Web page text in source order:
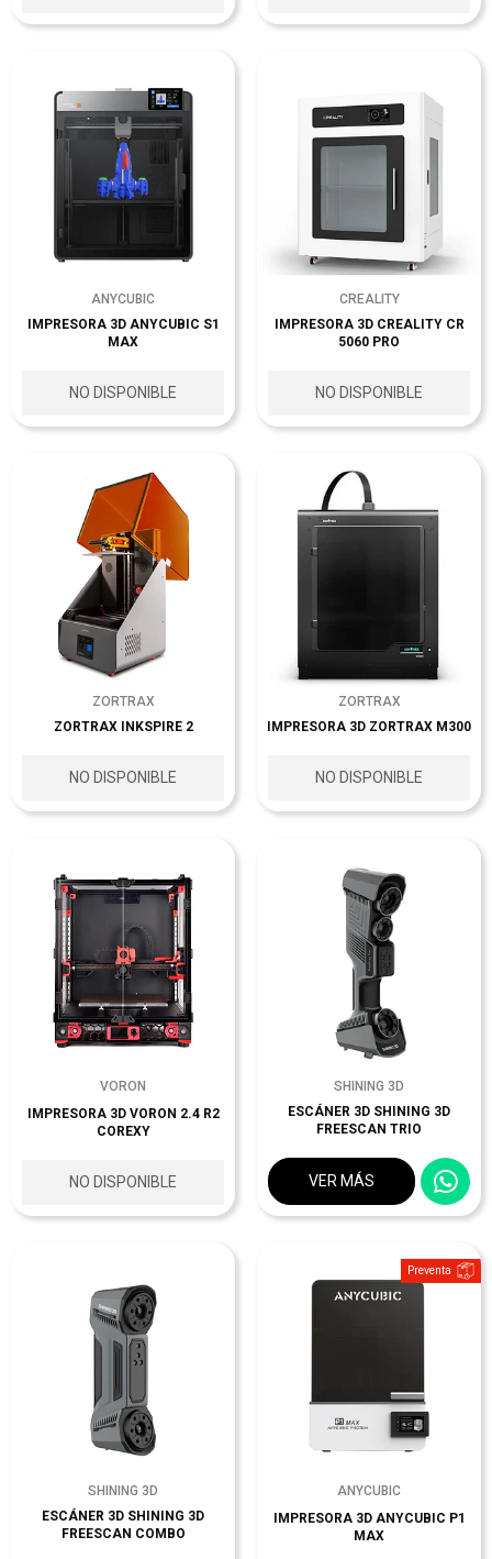
ANYCUBIC
IMPRESORA 3D ANYCUBIC S1
MAX
NO DISPONIBLE
CREALITY
IMPRESORA 3D CREALITY CR
5060 PRO
NO DISPONIBLE
ZORTRAX
ZORTRAX INKSPIRE 2
NO DISPONIBLE
ZORTRAX
IMPRESORA 3D ZORTRAX M300
NO DISPONIBLE
VORON
IMPRESORA 3D VORON 2.4 R2
COREXY
NO DISPONIBLE
SHINING 3D
ESCÁNER 3D SHINING 3D
FREESCAN TRIO
VER MÁS
SHINING 3D
ESCÁNER 3D SHINING 3D
FREESCAN COMBO
Preventa
ANYCUBIC
IMPRESORA 3D ANYCUBIC P1
MAX